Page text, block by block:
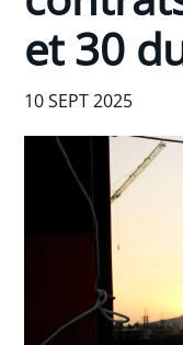
et 30
10 SEPT 2025